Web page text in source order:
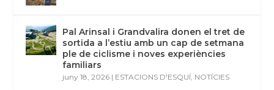
Pal Arinsal i Grandvalira donen el tret de
sortida a l’estiu amb un cap de setmana
ple de ciclisme i noves experiències
familiars
juny 18, 2026 | ESTACIONS D'ESQUÍ, NOTÍCIES